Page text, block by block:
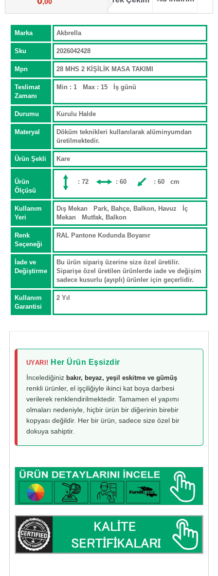
Marka Akbrella
Sku 2026042428
Mpn 28 MHS 2 KİŞİLİK MASA TAKIMI
Teslimat
Zamanı
Min : 1 Max : 15 İş günü
Durumu Kurulu Halde
Materyal
Döküm teknikleri kullanılarak alüminyumdan
üretilmektedir.
Ürün Şekli Kare
Ürün
Ölçüsü
: 72 : 60 : 60 cm
Kullanım
Yeri
Dış Mekan Park, Bahçe, Balkon, Havuz İç
Mekan Mutfak, Balkon
Renk
Seçeneği
RAL Pantone Kodunda Boyanır
İade ve
Değiştirme
Bu ürün sipariş üzerine size özel üretilir.
Siparişe özel üretilen ürünlerde iade ve değişim
sadece kusurlu (ayıplı) ürünler için geçerlidir.
Kullanım
Garantisi
2 Yıl
UYARI! Her Ürün Eşsizdir
İncelediğiniz bakır, beyaz, yeşil eskitme ve gümüş
renkli ürünler, el işçiliğiyle ikinci kat boya darbesi
verilerek renklendirilmektedir. Tamamen el yapımı
olmaları nedeniyle, hiçbir ürün bir diğerinin birebir
kopyası değildir. Her bir ürün, sadece size özel bir
dokuya sahiptir.